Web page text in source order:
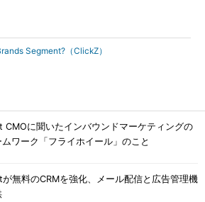
Segment?（ClickZ）
CMOに聞いたインバウンドマーケティングの
ワーク「フライホイール」のこと
無料のCRMを強化、メール配信と広告管理機